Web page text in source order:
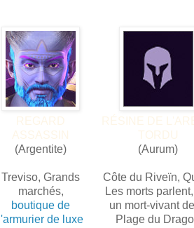
REGARD
ASSASSIN
(Argentite)
Treviso, Grands
marchés,
boutique de
l'armurier de luxe
RÉSINE DE
TORDU
(Aurum)
Côte du Riveïn,
Les morts
un mort-vivant
Plage du